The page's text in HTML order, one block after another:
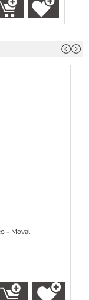
- Moval